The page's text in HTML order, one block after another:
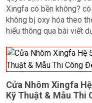
Xingfa có bền không?
không bị oxy hóa theo
hiểu thông qua bài viết
Cửa Nhôm Xingfa
Kỹ Thuật & Mẫu Thi